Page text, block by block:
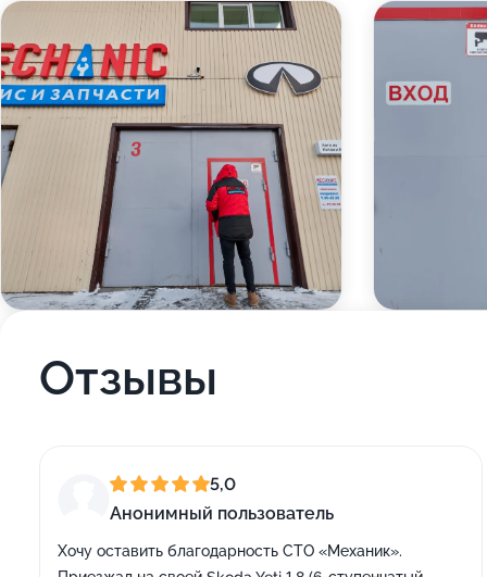
Отзывы
5,0
Анонимный пользователь
Хочу оставить благодарность СТО «Механик».